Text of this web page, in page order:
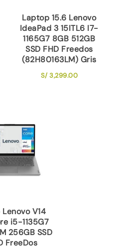
Laptop 15.6 Lenovo
IdeaPad 3 15ITL6 I7-
1165G7 8GB 512GB
SSD FHD Freedos
(82H80163LM) Gris
S/3,299.00
V14
i5-1135G7
256GB SSD
FreeDos